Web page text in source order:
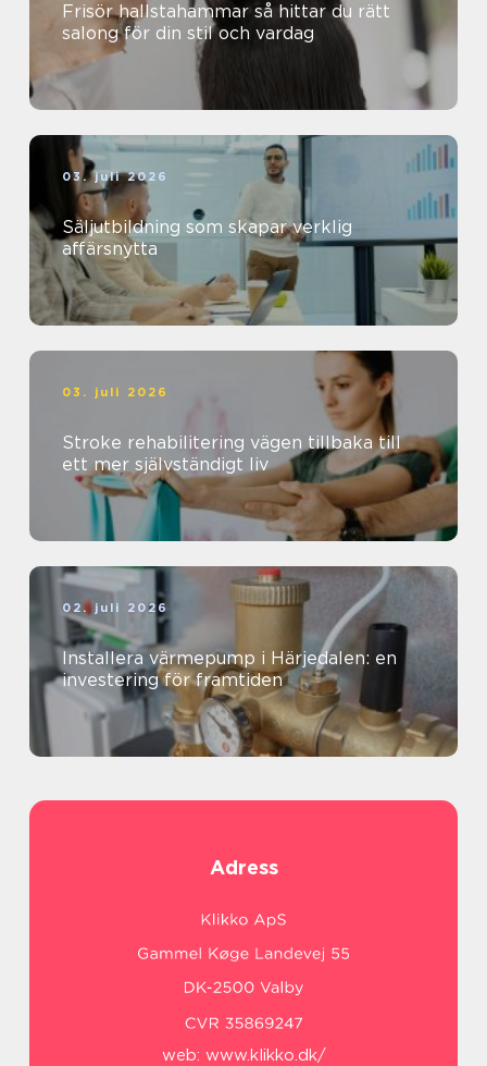
Frisör hallstahammar så hittar du rätt
salong för din stil och vardag
03. juli 2026
Säljutbildning som skapar verklig
affärsnytta
03. juli 2026
Stroke rehabilitering vägen tillbaka till
ett mer självständigt liv
02. juli 2026
Installera värmepump i Härjedalen: en
investering för framtiden
Adress
web: www.klikko.dk/